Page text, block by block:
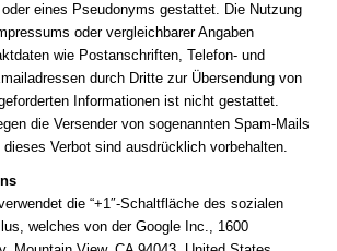
eines Pseudonyms gestattet. Die Nutzung
oder vergleichbarer Angaben
wie Postanschriften, Telefon- und
durch Dritte zur Übersendung von
Informationen ist nicht gestattet.
die Versender von sogenannten Spam-Mails
dieses Verbot sind ausdrücklich vorbehalten.
die “+1″-Schaltfläche des sozialen
welches von der Google Inc., 1600